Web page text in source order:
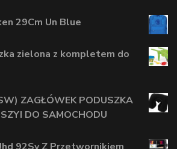
29Cm Un Blue
zielona z kompletem do
ZAGŁÓWEK PODUSZKA
DO SAMOCHODU